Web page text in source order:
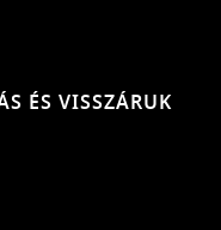
ÉS VISSZÁRUK